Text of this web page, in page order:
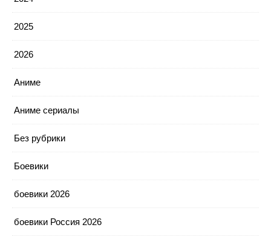
2025
2026
Аниме
Аниме сериалы
Без рубрики
Боевики
боевики 2026
боевики Россия 2026